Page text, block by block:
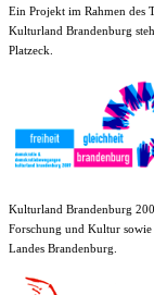
Ein Projekt im Rahmen
Kulturland Brandenburg
Platzeck.
Kulturland Brandenburg
Forschung und Kultur
Landes Brandenburg.